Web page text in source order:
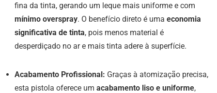
fina da tinta, gerando um leque mais uniforme e com
mínimo overspray. O benefício direto é uma economia
significativa de tinta, pois menos material é
desperdiçado no ar e mais tinta adere à superfície.
Acabamento Profissional: Graças à atomização precisa,
esta pistola oferece um acabamento liso e uniforme,